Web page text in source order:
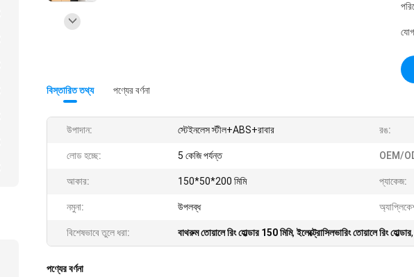
বিস্তারিত তথ্য পণ্যের বর্ণনা
উপাদান: স্টেইনলেস স্টীল+ABS+রাবার রঙ:
লোড হচ্ছে: 5 কেজি পর্যন্ত OEM/
আকার: 150*50*200 মিমি প্যাকেজ:
নমুনা: উপলব্ধ
বিশেষভাবে তুলে ধরা: বাথরুম তোয়ালে রিং হোল্ডার 150 মিমি,ইলেক্ট্রোসিলভারিং তোয়ালে রিং হোল্ডার,
পণ্যের বর্ণনা